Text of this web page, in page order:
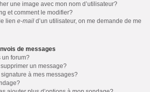
une image avec mon nom d’utilisateur?
et comment le modifier?
lien e-mail d’un utilisateur, on me demande de me
de messages
un forum?
un message?
à mes messages?